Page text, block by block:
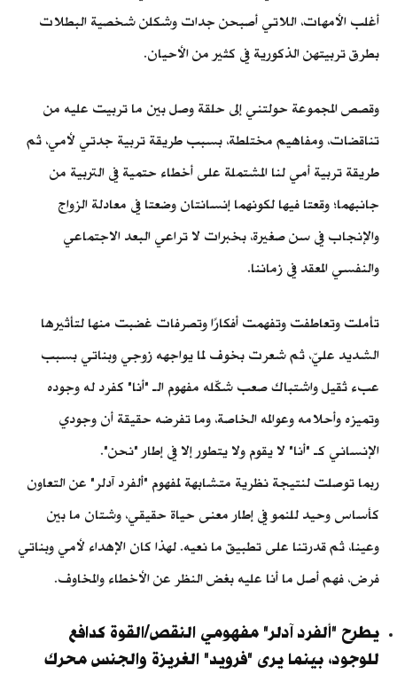
أغلب الأمهات، اللاتي أصبحن جدات وشكلن شخصية البطلات
بطرق تربيتهن الذكورية في كثير من الأحيان.
وقصص المجموعة حولتني إلى حلقة وصل بين ما تربيت عليه من
تناقضات، ومفاهيم مختلطة، بسبب طريقة تربية جدتي لأمي، ثم
طريقة تربية أمي لنا المشتملة على أخطاء حتمية في التربية من
جانبهما؛ وقعتا فيها لكونهما إنسانتان وضعتا في معادلة الزواج
والإنجاب في سن صغيرة، بخبرات لا تراعي البعد الاجتماعي
والنفسي المعقد في زماننا.
تأملت وتعاطفت وتفهمت أفكارًا وتصرفات غضبت منها لتأثيرها
الشديد عليّ، ثم شعرت بخوف لما يواجهه زوجي وبناتي بسبب
عبء ثقيل واشتباك صعب شكّله مفهوم الـ "أنا" كفرد له وجوده
وتميزه وأحلامه وعوالمه الخاصة، وما تفرضه حقيقة أن وجودي
الإنساني كـ "أنا" لا يقوم ولا يتطور إلا في إطار "نحن".
ربما توصلت لنتيجة نظرية متشابهة لمفهوم "ألفرد آدلر" عن التعاون
كأساس وحيد للنمو في إطار معنى حياة حقيقي، وشتان ما بين
وعينا، ثم قدرتنا على تطبيق ما نعيه. لهذا كان الإهداء لأمي وبناتي
فرض، فهم أصل ما أنا عليه بغض النظر عن الأخطاء والمخاوف.
يطرح "ألفرد آدلر" مفهومي النقص/القوة كدافع
للوجود، بينما يرى "فرويد" الغريزة والجنس محرك